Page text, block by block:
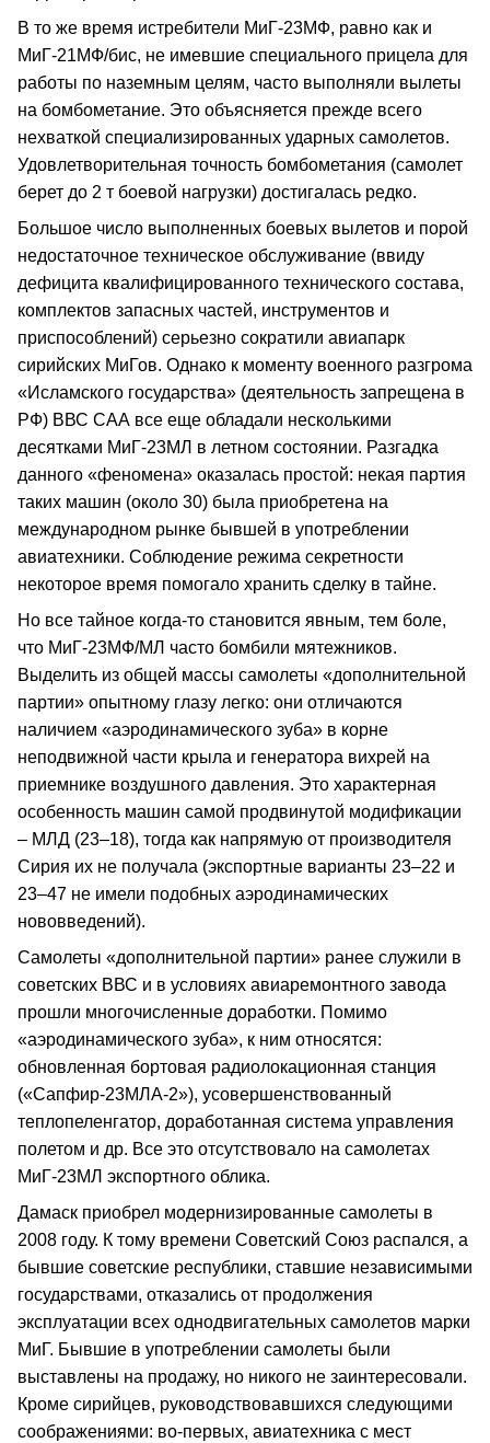
В то же время истребители МиГ-23МФ, равно как и
МиГ-21МФ/бис, не имевшие специального прицела для
работы по наземным целям, часто выполняли вылеты
на бомбометание. Это объясняется прежде всего
нехваткой специализированных ударных самолетов.
Удовлетворительная точность бомбометания (самолет
берет до 2 т боевой нагрузки) достигалась редко.
Большое число выполненных боевых вылетов и порой
недостаточное техническое обслуживание (ввиду
дефицита квалифицированного технического состава,
комплектов запасных частей, инструментов и
приспособлений) серьезно сократили авиапарк
сирийских МиГов. Однако к моменту военного разгрома
«Исламского государства» (деятельность запрещена в
РФ) ВВС САА все еще обладали несколькими
десятками МиГ-23МЛ в летном состоянии. Разгадка
данного «феномена» оказалась простой: некая партия
таких машин (около 30) была приобретена на
международном рынке бывшей в употреблении
авиатехники. Соблюдение режима секретности
некоторое время помогало хранить сделку в тайне.
Но все тайное когда-то становится явным, тем боле,
что МиГ-23МФ/МЛ часто бомбили мятежников.
Выделить из общей массы самолеты «дополнительной
партии» опытному глазу легко: они отличаются
наличием «аэродинамического зуба» в корне
неподвижной части крыла и генератора вихрей на
приемнике воздушного давления. Это характерная
особенность машин самой продвинутой модификации
– МЛД (23–18), тогда как напрямую от производителя
Сирия их не получала (экспортные варианты 23–22 и
23–47 не имели подобных аэродинамических
нововведений).
Самолеты «дополнительной партии» ранее служили в
советских ВВС и в условиях авиаремонтного завода
прошли многочисленные доработки. Помимо
«аэродинамического зуба», к ним относятся:
обновленная бортовая радиолокационная станция
(«Сапфир-23МЛА-2»), усовершенствованный
теплопеленгатор, доработанная система управления
полетом и др. Все это отсутствовало на самолетах
МиГ-23МЛ экспортного облика.
Дамаск приобрел модернизированные самолеты в
2008 году. К тому времени Советский Союз распался, а
бывшие советские республики, ставшие независимыми
государствами, отказались от продолжения
эксплуатации всех однодвигательных самолетов марки
МиГ. Бывшие в употреблении самолеты были
выставлены на продажу, но никого не заинтересовали.
Кроме сирийцев, руководствовавшихся следующими
соображениями: во-первых, авиатехника с мест